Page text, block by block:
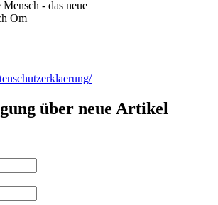
- das neue
Om
über neue Artikel